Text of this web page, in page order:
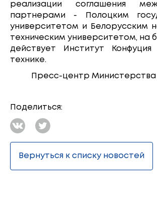
реализации соглашения
партнерами - Полоцким
университетом и Белорусским
техническим университетом, на
действует Институт
технике.
Пресс-центр Министерства
Поделиться:
Вернуться к списку новостей